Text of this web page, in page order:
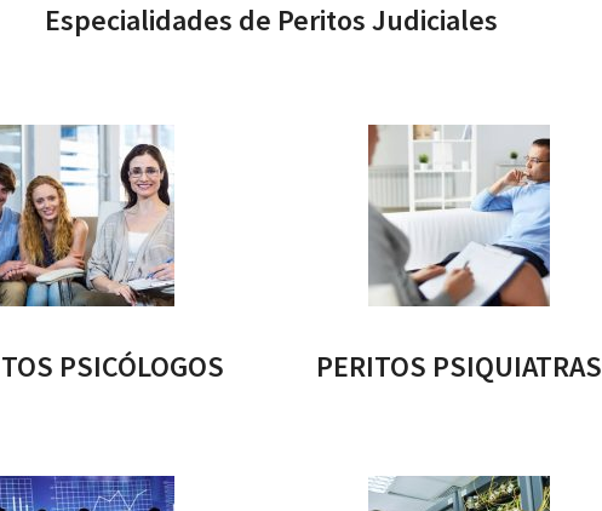
Especialidades de Peritos Judiciales
PSICÓLOGOS PERITOS PSIQUIATRAS